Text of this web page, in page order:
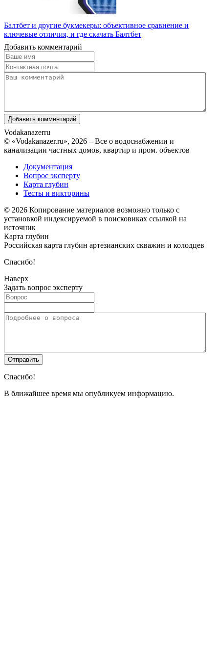
Балтбет и другие букмекеры: объективное сравнение и
ключевые отличия, и где скачать Балтбет
Добавить комментарий
Vodakanazerru
© «Vodakanazer.ru», 2026 – Все о водоснабжении и
канализации частных домов, квартир и пром. объектов
Документация
Вопрос эксперту
Карта глубин
Тесты и викторины
© 2026 Копирование материалов возможно только с
установкой индексируемой в поисковиках ссылкой на
источник
Карта глубин
Российская карта глубин артезианских скважин и колодцев
Спасибо!
Наверх
Задать вопрос эксперту
Спасибо!
В ближайшее время мы опубликуем информацию.